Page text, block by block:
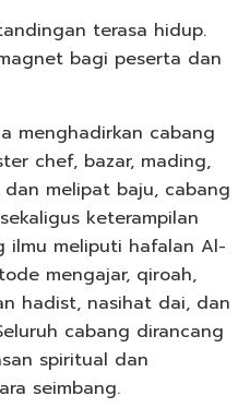
terasa hidup.
bagi peserta dan
menghadirkan cabang
chef, bazar, mading,
melipat baju, cabang
keterampilan
ilmu meliputi hafalan Al-
mengajar, qiroah,
hadist, nasihat dai, dan
cabang dirancang
spiritual dan
seimbang.